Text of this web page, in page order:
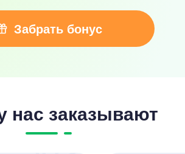
Забрать бонус
нас заказывают